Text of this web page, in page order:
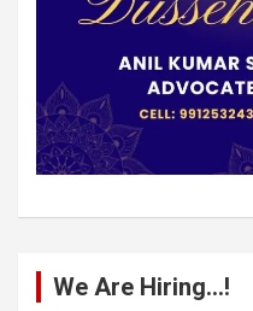
We Are Hiring…!